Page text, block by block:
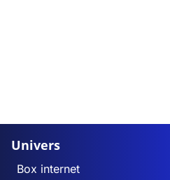
Univers
Box internet